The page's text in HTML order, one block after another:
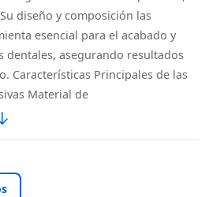
diseño y composición las
esencial para el acabado y
dentales, asegurando resultados
Características Principales de las
Material de